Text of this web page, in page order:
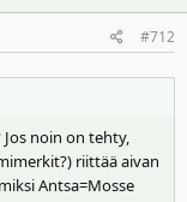
#712
noin on tehty,
riittää aivan
Antsa=Mosse